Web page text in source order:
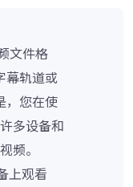
文件格
幕轨道或
，您在使
多设备和
频。
上观看